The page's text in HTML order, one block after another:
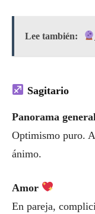
Lee también:
Sagitario
Panorama
Optimismo puro.
ánimo.
Amor
En pareja,